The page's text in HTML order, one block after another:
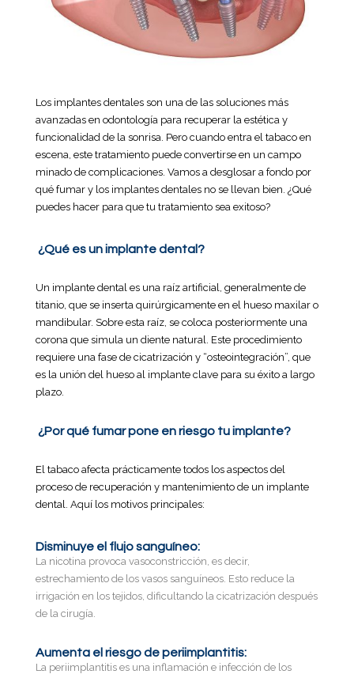
Los implantes dentales son una de las soluciones más
avanzadas en odontología para recuperar la estética y
funcionalidad de la sonrisa. Pero cuando entra el tabaco en
escena, este tratamiento puede convertirse en un campo
minado de complicaciones. Vamos a desglosar a fondo por
qué fumar y los implantes dentales no se llevan bien. ¿Qué
puedes hacer para que tu tratamiento sea exitoso?
¿Qué es un implante dental?
Un implante dental es una raíz artificial, generalmente de
titanio, que se inserta quirúrgicamente en el hueso maxilar o
mandibular. Sobre esta raíz, se coloca posteriormente una
corona que simula un diente natural. Este procedimiento
requiere una fase de cicatrización y “osteointegración”, que
es la unión del hueso al implante clave para su éxito a largo
plazo.
¿Por qué fumar pone en riesgo tu implante?
El tabaco afecta prácticamente todos los aspectos del
proceso de recuperación y mantenimiento de un implante
dental. Aquí los motivos principales:
Disminuye el flujo sanguíneo:
La nicotina provoca vasoconstricción, es decir,
estrechamiento de los vasos sanguíneos. Esto reduce la
irrigación en los tejidos, dificultando la cicatrización después
de la cirugía.
Aumenta el riesgo de periimplantitis:
La periimplantitis es una inflamación e infección de los